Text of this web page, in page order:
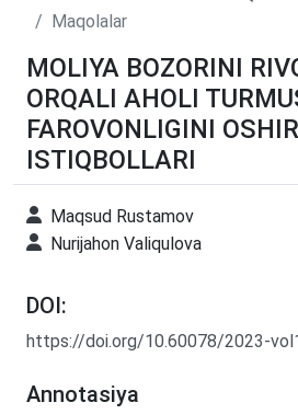
Maqolalar
MOLIYA BOZORINI
ORQALI AHOLI
FAROVONLIGINI
ISTIQBOLLARI
Maqsud Rustamov
Nurijahon Valiqulova
DOI:
https://doi.org/10.60078/2023-
Annotasiya